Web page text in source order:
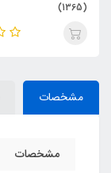
مشخصات
مشخصات